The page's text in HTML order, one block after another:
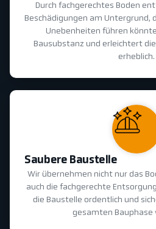
Durch fachgerechtes Boden
Beschädigungen am Untergrund,
Unebenheiten führen
Bausubstanz und erleichtert
erheblich.
Saubere Baustelle
Wir übernehmen nicht nur das
auch die fachgerechte
die Baustelle ordentlich und
gesamten Bauphase